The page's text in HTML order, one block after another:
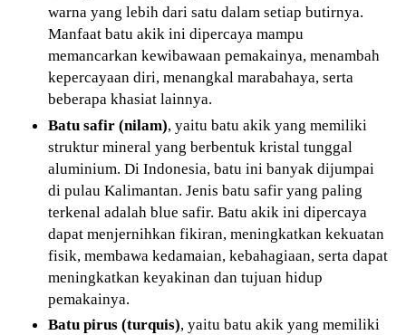
warna yang lebih dari satu dalam setiap butirnya.
Manfaat batu akik ini dipercaya mampu
memancarkan kewibawaan pemakainya, menambah
kepercayaan diri, menangkal marabahaya, serta
beberapa khasiat lainnya.
Batu safir (nilam), yaitu batu akik yang memiliki
struktur mineral yang berbentuk kristal tunggal
aluminium. Di Indonesia, batu ini banyak dijumpai
di pulau Kalimantan. Jenis batu safir yang paling
terkenal adalah blue safir. Batu akik ini dipercaya
dapat menjernihkan fikiran, meningkatkan kekuatan
fisik, membawa kedamaian, kebahagiaan, serta dapat
meningkatkan keyakinan dan tujuan hidup
pemakainya.
Batu pirus (turquis), yaitu batu akik yang memiliki